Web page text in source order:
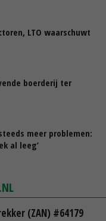
LTO waarschuwt
boerderij ter
meer problemen:
al leeg’
(ZAN) #64179